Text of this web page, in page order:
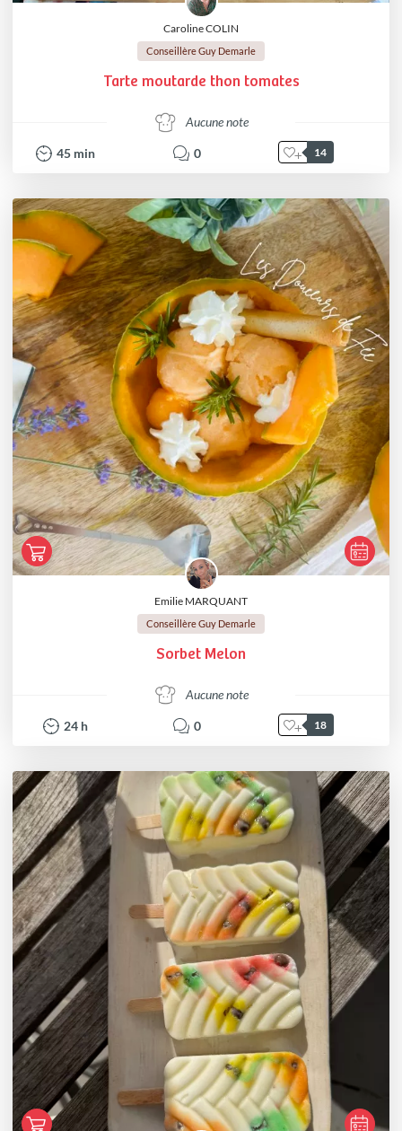
Caroline COLIN
Conseillère Guy Demarle
Tarte moutarde thon tomates
Aucune note
45 min 0 14
Emilie MARQUANT
Conseillère Guy Demarle
Sorbet Melon
Aucune note
24 h 0 18